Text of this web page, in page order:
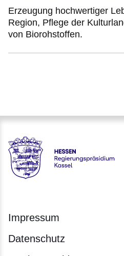
Erzeugung hochwertiger
Region, Pflege der
von Biorohstoffen.
Hessen - Regierungspräsidium
Impressum
Datenschutz